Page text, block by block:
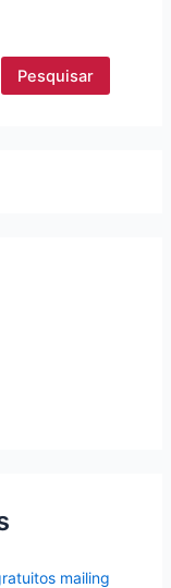
Pesquisar
mailing